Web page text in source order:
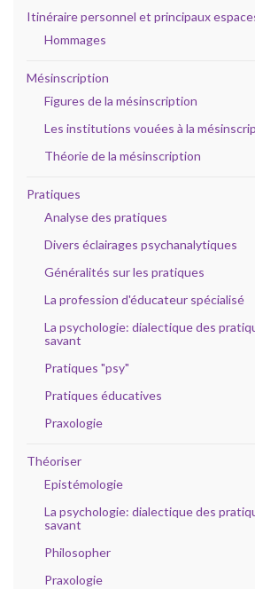
Itinéraire personnel et principaux
Hommages
Mésinscription
Figures de la mésinscription
Les institutions vouées à la
Théorie de la mésinscription
Pratiques
Analyse des pratiques
Divers éclairages psychanalytiques
Généralités sur les pratiques
La profession d'éducateur spécialisé
La psychologie: dialectique des
savant
Pratiques "psy"
Pratiques éducatives
Praxologie
Théoriser
Epistémologie
La psychologie: dialectique des
savant
Philosopher
Praxologie